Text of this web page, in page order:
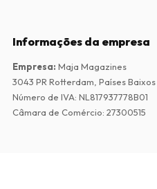
Informações da empresa
Empresa: Maja Magazines
3043 PR Rotterdam, Países Baixos
Número de IVA: NL817937778B01
Câmara de Comércio: 27300515